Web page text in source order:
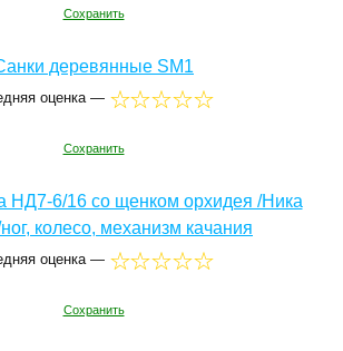
Сохранить
деревянные SM1
оценка —
Сохранить
НД7-6/16 со щенком орхидея /Ника
колесо, механизм качания
оценка —
Сохранить